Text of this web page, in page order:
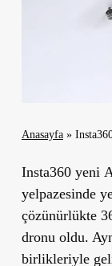
Anasayfa»
Insta360 yeni
yelpazesinde
çözünürlükte
dronu oldu.
birlikleriyle